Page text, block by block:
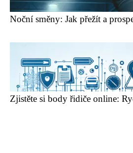
Noční směny: Jak přežít a
Zjistěte si body řidiče online: